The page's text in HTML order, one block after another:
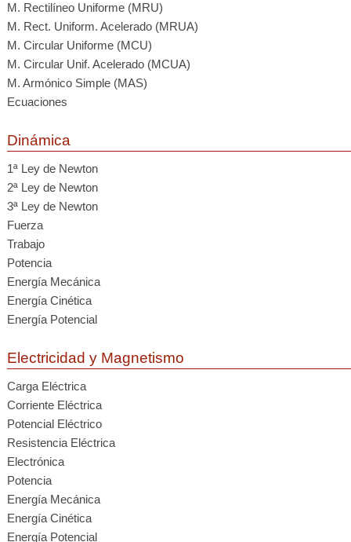
M. Rectilíneo Uniforme (MRU)
M. Rect. Uniform. Acelerado (MRUA)
M. Circular Uniforme (MCU)
M. Circular Unif. Acelerado (MCUA)
M. Armónico Simple (MAS)
Ecuaciones
Dinámica
1ª Ley de Newton
2ª Ley de Newton
3ª Ley de Newton
Fuerza
Trabajo
Potencia
Energía Mecánica
Energía Cinética
Energía Potencial
Electricidad y Magnetismo
Carga Eléctrica
Corriente Eléctrica
Potencial Eléctrico
Resistencia Eléctrica
Electrónica
Potencia
Energía Mecánica
Energía Cinética
Energía Potencial